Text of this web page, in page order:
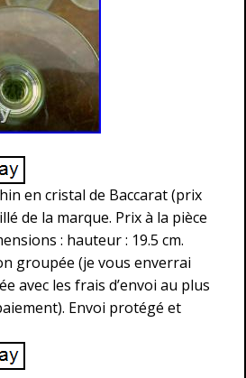
en cristal de Baccarat (prix
de la marque. Prix à la pièce
: hauteur : 19.5 cm.
groupée (je vous enverrai
avec les frais d’envoi au plus
Envoi protégé et